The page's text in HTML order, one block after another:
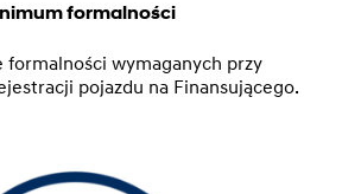
formalności
formalności wymaganych przy
pojazdu na Finansującego.